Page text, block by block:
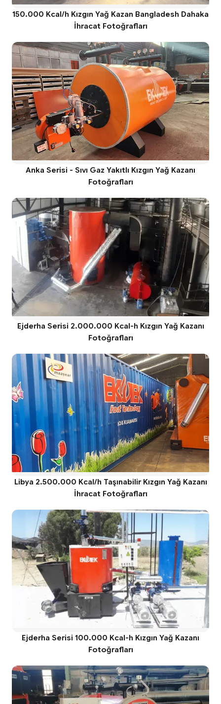
150.000 Kcal/h Kızgın Yağ Kazan Bangladesh Dahaka
İhracat Fotoğrafları
Anka Serisi - Sıvı Gaz Yakıtlı Kızgın Yağ Kazanı
Fotoğrafları
Ejderha Serisi 2.000.000 Kcal-h Kızgın Yağ Kazanı
Fotoğrafları
Libya 2.500.000 Kcal/h Taşınabilir Kızgın Yağ Kazanı
İhracat Fotoğrafları
Ejderha Serisi 100.000 Kcal-h Kızgın Yağ Kazanı
Fotoğrafları